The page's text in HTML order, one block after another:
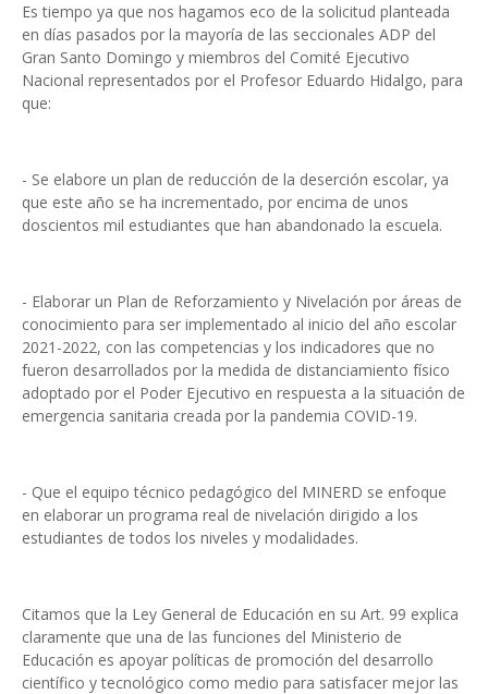
Es tiempo ya que nos hagamos eco de la solicitud planteada
en días pasados por la mayoría de las seccionales ADP del
Gran Santo Domingo y miembros del Comité Ejecutivo
Nacional representados por el Profesor Eduardo Hidalgo, para
que:
- Se elabore un plan de reducción de la deserción escolar, ya
que este año se ha incrementado, por encima de unos
doscientos mil estudiantes que han abandonado la escuela.
- Elaborar un Plan de Reforzamiento y Nivelación por áreas de
conocimiento para ser implementado al inicio del año escolar
2021-2022, con las competencias y los indicadores que no
fueron desarrollados por la medida de distanciamiento físico
adoptado por el Poder Ejecutivo en respuesta a la situación de
emergencia sanitaria creada por la pandemia COVID-19.
- Que el equipo técnico pedagógico del MINERD se enfoque
en elaborar un programa real de nivelación dirigido a los
estudiantes de todos los niveles y modalidades.
Citamos que la Ley General de Educación en su Art. 99 explica
claramente que una de las funciones del Ministerio de
Educación es apoyar políticas de promoción del desarrollo
científico y tecnológico como medio para satisfacer mejor las